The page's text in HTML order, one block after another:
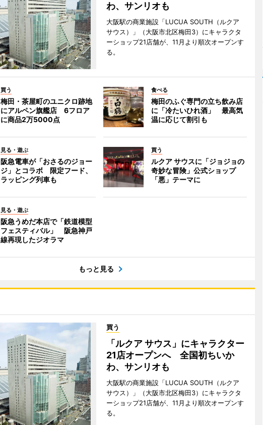
わ、サンリオも
大阪駅の商業施設「LUCUA SOUTH（ルクア
サウス）」（大阪市北区梅田3）にキャラクタ
ーショップ21店舗が、11月より順次オープンす
る。
買う
梅田・茶屋町のユニクロ跡地
にアルペン旗艦店 6フロア
に商品2万5000点
食べる
梅田のふぐ専門の立ち飲み店
に「冷たいひれ酒」 最高気
温に応じて割引も
見る・遊ぶ
阪急電車が「おさるのジョー
ジ」とコラボ 限定フード、
ラッピング列車も
買う
ルクア サウスに「ジョジョの
奇妙な冒険」公式ショップ
「悪」テーマに
見る・遊ぶ
阪急うめだ本店で「鉄道模型
フェスティバル」 阪急神戸
線再現したジオラマ
もっと見る
買う
「ルクア サウス」にキャラクター
21店オープンへ 全国初ちいか
わ、サンリオも
大阪駅の商業施設「LUCUA SOUTH（ルクア
サウス）」（大阪市北区梅田3）にキャラクタ
ーショップ21店舗が、11月より順次オープンす
る。